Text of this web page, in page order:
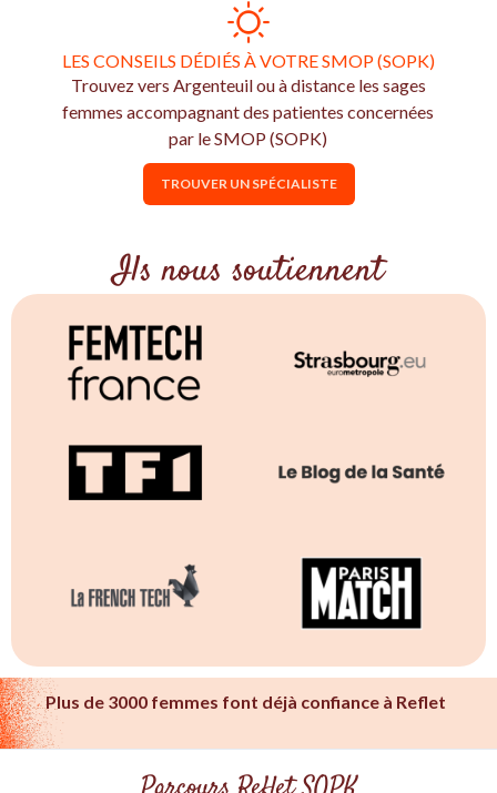
LES CONSEILS DÉDIÉS À VOTRE SMOP (SOPK)
Trouvez vers Argenteuil ou à distance les sages
femmes accompagnant des patientes concernées
par le SMOP (SOPK)
TROUVER UN SPÉCIALISTE
Ils nous soutiennent
Plus de 3000 femmes font déjà confiance à Reflet